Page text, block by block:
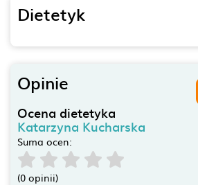
Dietetyk
Opinie
Ocena dietetyka
Katarzyna Kucharska
Suma ocen:
(0 opinii)